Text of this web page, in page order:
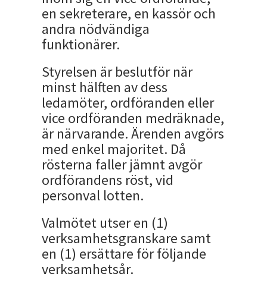
en sekreterare, en kassör och
andra nödvändiga
funktionärer.
Styrelsen är beslutför när
minst hälften av dess
ledamöter, ordföranden eller
vice ordföranden medräknade,
är närvarande. Ärenden avgörs
med enkel majoritet. Då
rösterna faller jämnt avgör
ordförandens röst, vid
personval lotten.
Valmötet utser en (1)
verksamhetsgranskare samt
en (1) ersättare för följande
verksamhetsår.